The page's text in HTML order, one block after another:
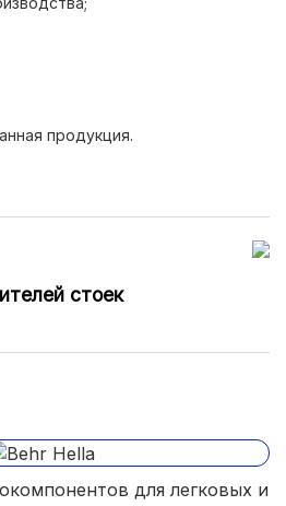
продукция.
стоек
для легковых и